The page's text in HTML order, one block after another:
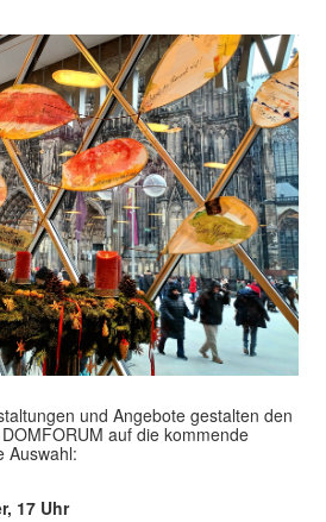
und Angebote gestalten den
auf die kommende
Auswahl:
17 Uhr